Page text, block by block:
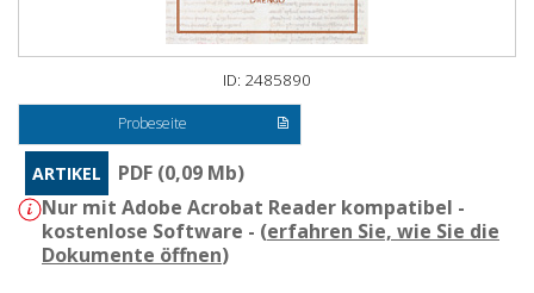
ID: 2485890
Probeseite
ARTIKEL
PDF (0,09 Mb)
Nur mit Adobe Acrobat Reader kompatibel -
kostenlose Software - (erfahren Sie, wie Sie die
Dokumente öffnen)